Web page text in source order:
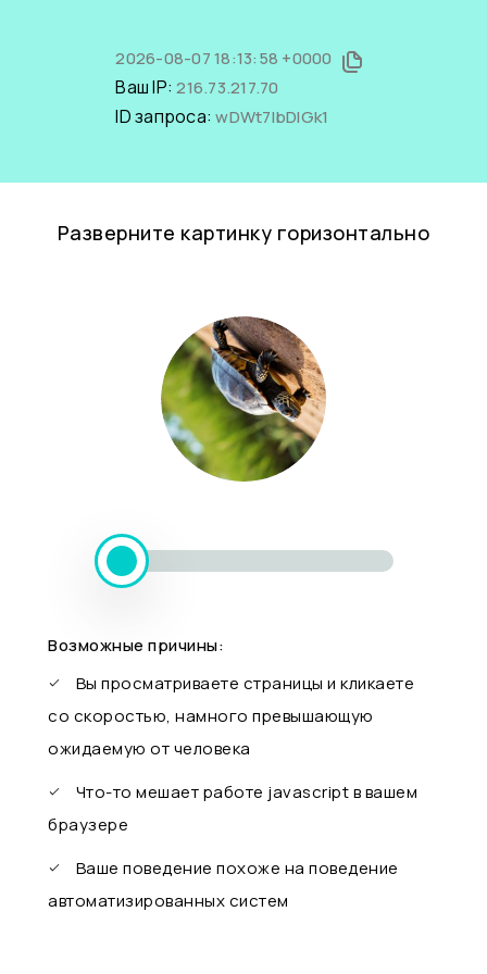
2026-08-07 18:13:58 +0000
Ваш IP:216.73.217.70
ID запроса:wDWt7IbDIGk1
Разверните картинку горизонтально
Возможные причины:
Вы просматриваете страницы и кликаете
со скоростью, намного превышающую
ожидаемую от человека
Что-то мешает работе javascript в вашем
браузере
Ваше поведение похоже на поведение
автоматизированных систем